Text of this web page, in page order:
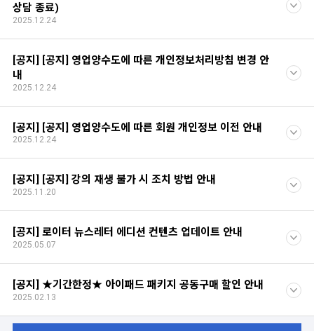
상담 종료)
2025.12.24
[공지] [공지] 영업양수도에 따른 개인정보처리방침 변경 안
내
2025.12.24
[공지] [공지] 영업양수도에 따른 회원 개인정보 이전 안내
2025.12.24
[공지] [공지] 강의 재생 불가 시 조치 방법 안내
2025.11.20
[공지] 로이터 뉴스레터 에디션 컨텐츠 업데이트 안내
2025.05.07
[공지] ★기간한정★ 아이패드 패키지 공동구매 할인 안내
2025.02.13